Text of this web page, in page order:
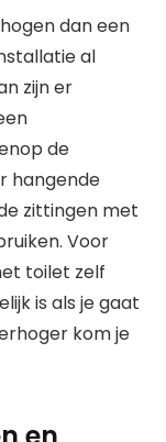
dan een
al
zijn er
de
hangende
zittingen met
Voor
toilet zelf
is als je gaat
kom je